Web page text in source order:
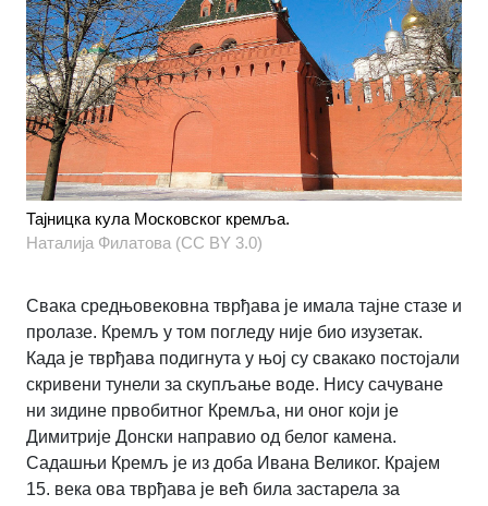
Тајницка кула Московског кремља.
Наталија Филатова (CC BY 3.0)
Свака средњовековна тврђава је имала тајне стазе и
пролазе. Кремљ у том погледу није био изузетак.
Када је тврђава подигнута у њој су свакако постојали
скривени тунели за скупљање воде. Нису сачуване
ни зидине првобитног Кремља, ни оног који је
Димитрије Донски направио од белог камена.
Садашњи Кремљ је из доба Ивана Великог. Крајем
15. века ова тврђава је већ била застарела за